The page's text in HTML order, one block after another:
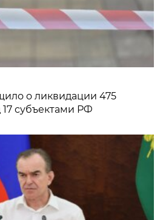
о ликвидации 475
субъектами РФ